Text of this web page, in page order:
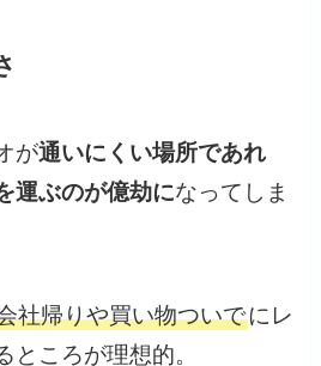
が通いにくい場所であれ
運ぶのが億劫になってしま
社帰りや買い物ついでにレ
ところが理想的。